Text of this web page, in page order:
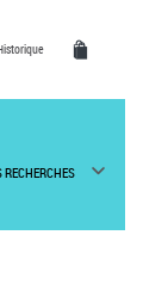
RECHERCHES